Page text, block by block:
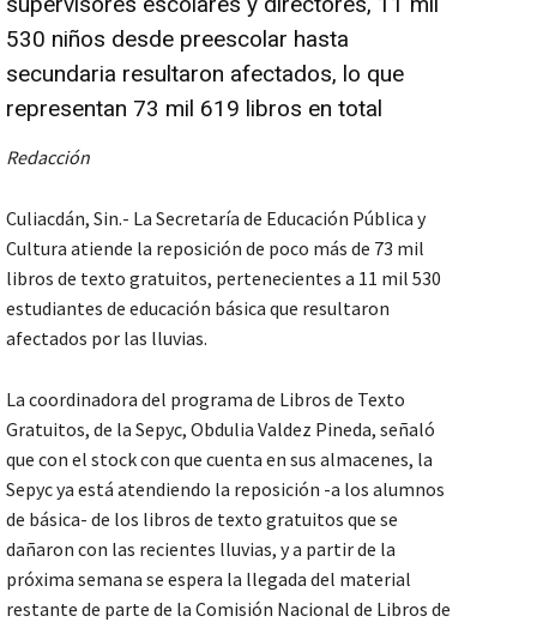
530 niños desde preescolar hasta
secundaria resultaron afectados, lo que
representan 73 mil 619 libros en total
Redacción
Culiacdán, Sin.- La Secretaría de Educación Pública y
Cultura atiende la reposición de poco más de 73 mil
libros de texto gratuitos, pertenecientes a 11 mil 530
estudiantes de educación básica que resultaron
afectados por las lluvias.
La coordinadora del programa de Libros de Texto
Gratuitos, de la Sepyc, Obdulia Valdez Pineda, señaló
que con el stock con que cuenta en sus almacenes, la
Sepyc ya está atendiendo la reposición -a los alumnos
de básica- de los libros de texto gratuitos que se
dañaron con las recientes lluvias, y a partir de la
próxima semana se espera la llegada del material
restante de parte de la Comisión Nacional de Libros de